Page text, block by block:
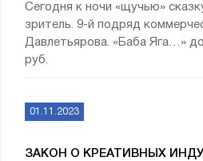
Сегодня к ночи «щучью»
зритель. 9-й подряд
Давлетьярова. «Баба Яга…»
руб.
01.11.2023
ЗАКОН О КРЕАТИВНЫХ